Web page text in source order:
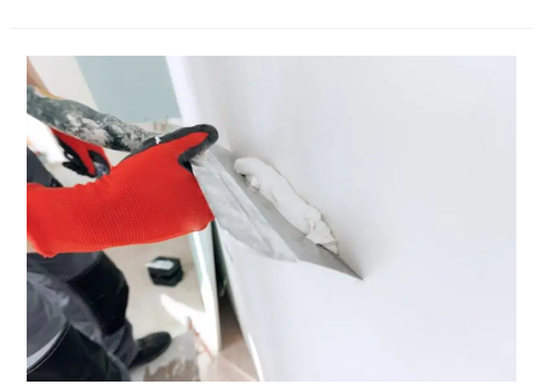
Hoe
Gipsplaten
Afwerken:
De
ultieme
voor
een
perfecte
afwerking